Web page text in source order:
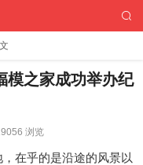
之家成功举办纪
浏览
在乎的是沿途的风景以